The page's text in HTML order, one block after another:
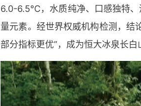
6.0-6.5℃，水质纯净、口感独特、
量元素。经世界权威机构检测，结
部分指标更优”，成为恒大冰泉长白